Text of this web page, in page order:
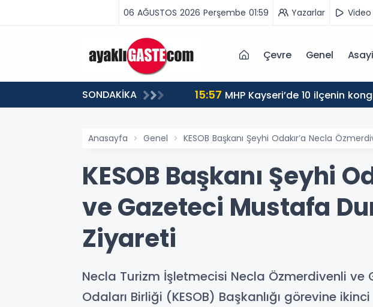
06 AĞUSTOS 2026 Perşembe 01:59 Yazarlar Video
Çevre Genel
SONDAKİKA 15:57 MHP Kayseri’de 10 ilçenin
Anasayfa Genel KESOB Başkanı Şeyhi Odakır’a Necla
KESOB Başkanı Şeyhi
ve Gazeteci Mustafa
Ziyareti
Necla Turizm İşletmecisi Necla Özmerdivenli
Odaları Birliği (KESOB) Başkanlığı görevine